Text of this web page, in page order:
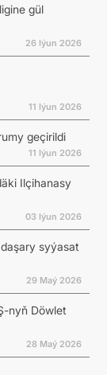
gül
26 Iýun 2026
11 Iýun 2026
geçirildi
11 Iýun 2026
Ilçihanasy
03 Iýun 2026
syýasat
29 Maý 2026
nyň Döwlet
28 Maý 2026